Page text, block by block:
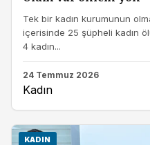
Tek bir kadın kurumunun
içerisinde 25 şüpheli kadın
4 kadın...
24 Temmuz 2026
Kadın
KADIN